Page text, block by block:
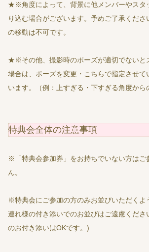
★※角度によって、背景に他メンバーやスタ
り込む場合がございます。予めご了承くだ
の移動は不可です。
★※その他、撮影時のポーズが適切でないと
場合は、ポーズを変更・こちらで指定させて
います。（例：上すぎる・下すぎる角度から
特典会全体の注意事項
※「特典会参加券」をお持ちでいない方はご
ん。
※特典会にご参加の方のみお並びいただくよ
連れ様の付き添いでのお並びはご遠慮くださ
のお付き添いはOKです。)